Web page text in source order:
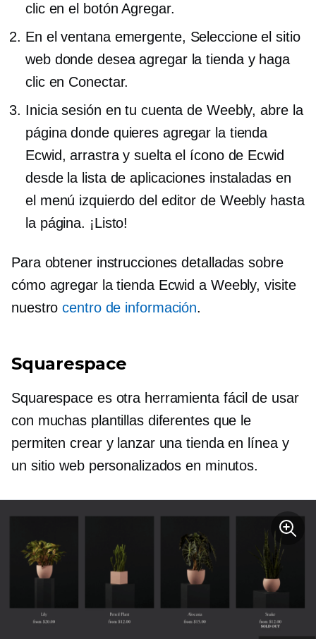
clic en el botón Agregar.
En elventana emergente, Seleccione el sitio
web donde desea agregar la tienda y haga
clic en Conectar.
Inicia sesión en tu cuenta de Weebly, abre la
página donde quieres agregar la tienda
Ecwid, arrastra y suelta el ícono de Ecwid
desde la lista de aplicaciones instaladas en
el menú izquierdo del editor de Weebly hasta
la página. ¡Listo!
Para obtener instrucciones detalladas sobre
cómo agregar la tienda Ecwid a Weebly, visite
nuestrocentro de información.
Squarespace
Squarespace es otra herramienta fácil de usar
con muchas plantillas diferentes que le
permiten crear y lanzar una tienda en línea y
un sitio web personalizados en minutos.